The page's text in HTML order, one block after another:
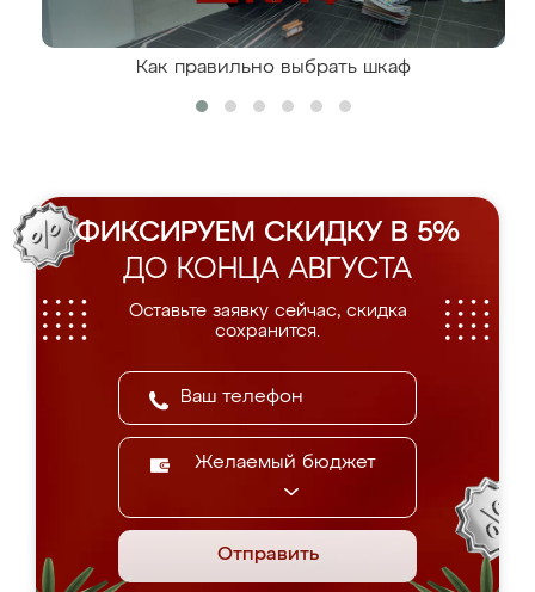
Как правильно выбрать шкаф
ФИКСИРУЕМ СКИДКУ В 5%
ДО КОНЦА АВГУСТА
Оставьте заявку сейчас, скидка
сохранится.
Желаемый бюджет
Отправить